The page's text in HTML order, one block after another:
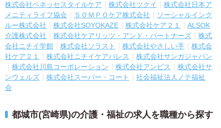
株式会社ベネッセスタイルケア 株式会社ツクイ
株式会社日本ア
メニティライフ協会
ＳＯＭＰＯケア株式会社
ソーシャルインク
ルー株式会社
株式会社SOYOKAZE 株式会社ケア２１
ALSOK
介護株式会社
株式会社ケアリッツ・アンド・パートナーズ
株式
会社ニチイ学館
株式会社ソラスト 株式会社やさしい手
株式会
社ケア２１
株式会社ニチイケアパレス
株式会社サンガジャパン
株式会社川島コーポレーション
株式会社アンビス
株式会社サ
ンウェルズ
株式会社スーパー・コート
社会福祉法人ノテ福祉
会
都城市(宮崎県)の介護・福祉の求人を職種から探す